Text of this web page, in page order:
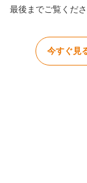
最後までご覧くださ
今すぐ見